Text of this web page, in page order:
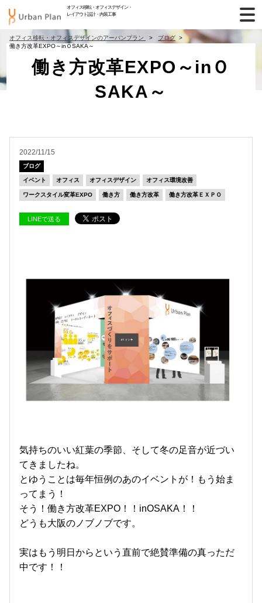
オフィス移転・オフィスデザイン・
レイアウト設計・内装工事
オフィス移転・オフィスデザインのアーバンプラン
ブログ
働き方改革EXPO～inＯSAKA～
働き方改革EXPO～inＯ
SAKA～
2022/11/15
ブログ
イベント オフィス オフィスデザイン オフィス環境改善
ワークスタイル変革EXPO 働き方 働き方改革 働き方改革ＥＸＰＯ
LINEで送る
気持ちのいい紅葉の季節、そして冬の足音が近づい
てきましたね。
とゆうことは毎年恒例のあのイベントが！もう始ま
ってまう！
そう！働き方改革EXPO！！inOSAKA！！
どうも大阪のノブノブです。
実はもう明日からという直前で絶賛準備の真っただ
中です！！